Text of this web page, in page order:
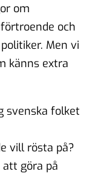
om
och
Men vi
känns extra
svenska folket
vill rösta på?
göra på